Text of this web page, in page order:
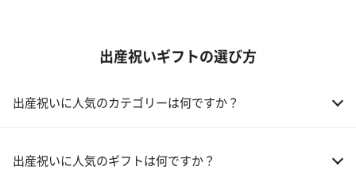
出産祝いギフトの選び方
出産祝いに人気のカテゴリーは何ですか？
出産祝いに人気のギフトは何ですか？